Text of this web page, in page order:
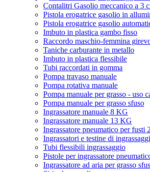
Contalitri Gasolio meccanico a 3
Pistola erogatrice gasolio in
Pistola erogatrice gasolio
Imbuto in plastica gambo fisso
Raccordo maschio-femmina
Taniche carburante in metallo
Imbuto in plastica flessibile
Tubi raccordati in gomma
Pompa travaso manuale
Pompa rotativa manuale
Pompa manuale per grasso - uso
Pompa manuale per grasso sfuso
Ingrassatore manuale 8 KG
Ingrassatore manuale 13 KG
Ingrassatore pneumatico per fusti
Ingrassatori e testine di
Tubi flessibili ingrassaggio
Pistole per ingrassatore
Ingrassatore ad aria per grasso